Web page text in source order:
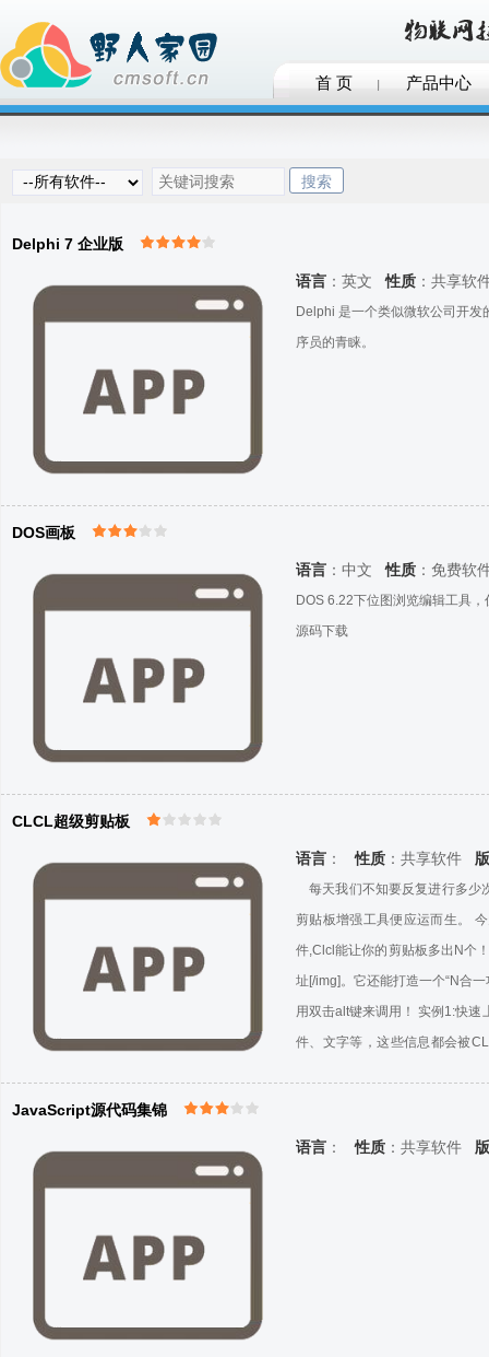
首 页 产品中心
Delphi 7 企业版
语言 ：英文性质 ：共享
Delphi 是一个类似微软公司开
序员的青睐。
DOS画板
语言 ：中文性质 ：免费
DOS 6.22下位图浏览编辑工具
源码下载
CLCL超级剪贴板
语言 ：性质 ：共享软件
每天我们不知要反复进行多少
剪贴板增强工具便应运而生。
件,Clcl能让你的剪贴板多出N个
址[/img]。它还能打造一个“N合
用双击alt键来调用！ 实例1:快
件、文字等，这些信息都会被
JavaScript源代码集锦
语言 ：性质 ：共享软件